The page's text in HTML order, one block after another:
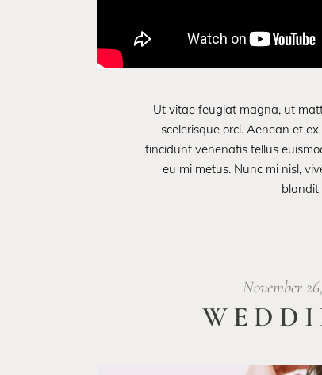
Ut vitae feugiat magna, ut
scelerisque orci. Aenean et
tincidunt venenatis tellus
eu mi metus. Nunc mi nisl,
blandit
November